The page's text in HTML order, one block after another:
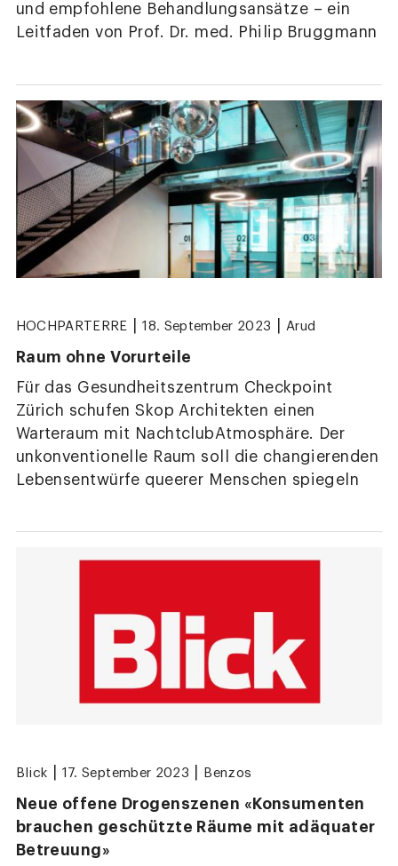
und empfohlene Behandlungsansätze – ein
Leitfaden von Prof. Dr. med. Philip Bruggmann
HOCHPARTERRE 18. September 2023 Arud
Raum ohne Vorurteile
Für das Gesundheitszentrum Checkpoint
Zürich schufen Skop Architekten einen
Warteraum mit NachtclubAtmosphäre. Der
unkonventionelle Raum soll die changierenden
Lebensentwürfe queerer Menschen spiegeln
Blick 17. September 2023 Benzos
Neue offene Drogenszenen «Konsumenten
brauchen geschützte Räume mit adäquater
Betreuung»